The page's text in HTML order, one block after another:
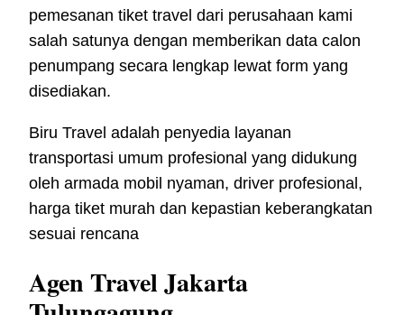
pemesanan tiket travel dari perusahaan kami
salah satunya dengan memberikan data calon
penumpang secara lengkap lewat form yang
disediakan.
Biru Travel adalah penyedia layanan
transportasi umum profesional yang didukung
oleh armada mobil nyaman, driver profesional,
harga tiket murah dan kepastian keberangkatan
sesuai rencana
Agen Travel Jakarta